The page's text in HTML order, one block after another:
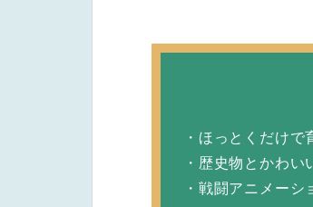
・ほっとくだけで
・歴史物とかわい
・戦闘アニメーシ